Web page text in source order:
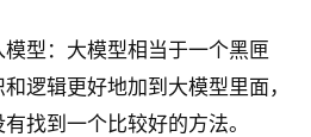
型：大模型相当于一个黑匣
逻辑更好地加到大模型里面，
找到一个比较好的方法。